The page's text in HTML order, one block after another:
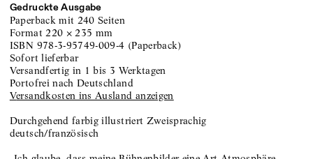
Gedruckte Ausgabe
Paperback mit 240 Seiten
Format220 ×235 mm
ISBN 978-3-95749-009-4 (Paperback)
sofort lieferbar
versandfertig in 1 bis 3 Werktagen
portofrei nach Deutschland
Versandkosten ins Ausland anzeigen
Durchgehend farbig illustriert Zweisprachig
deutsch/französisch